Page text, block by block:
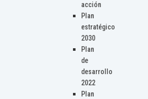
acción
Plan
estratégico
2030
Plan
de
desarrollo
2022
Plan